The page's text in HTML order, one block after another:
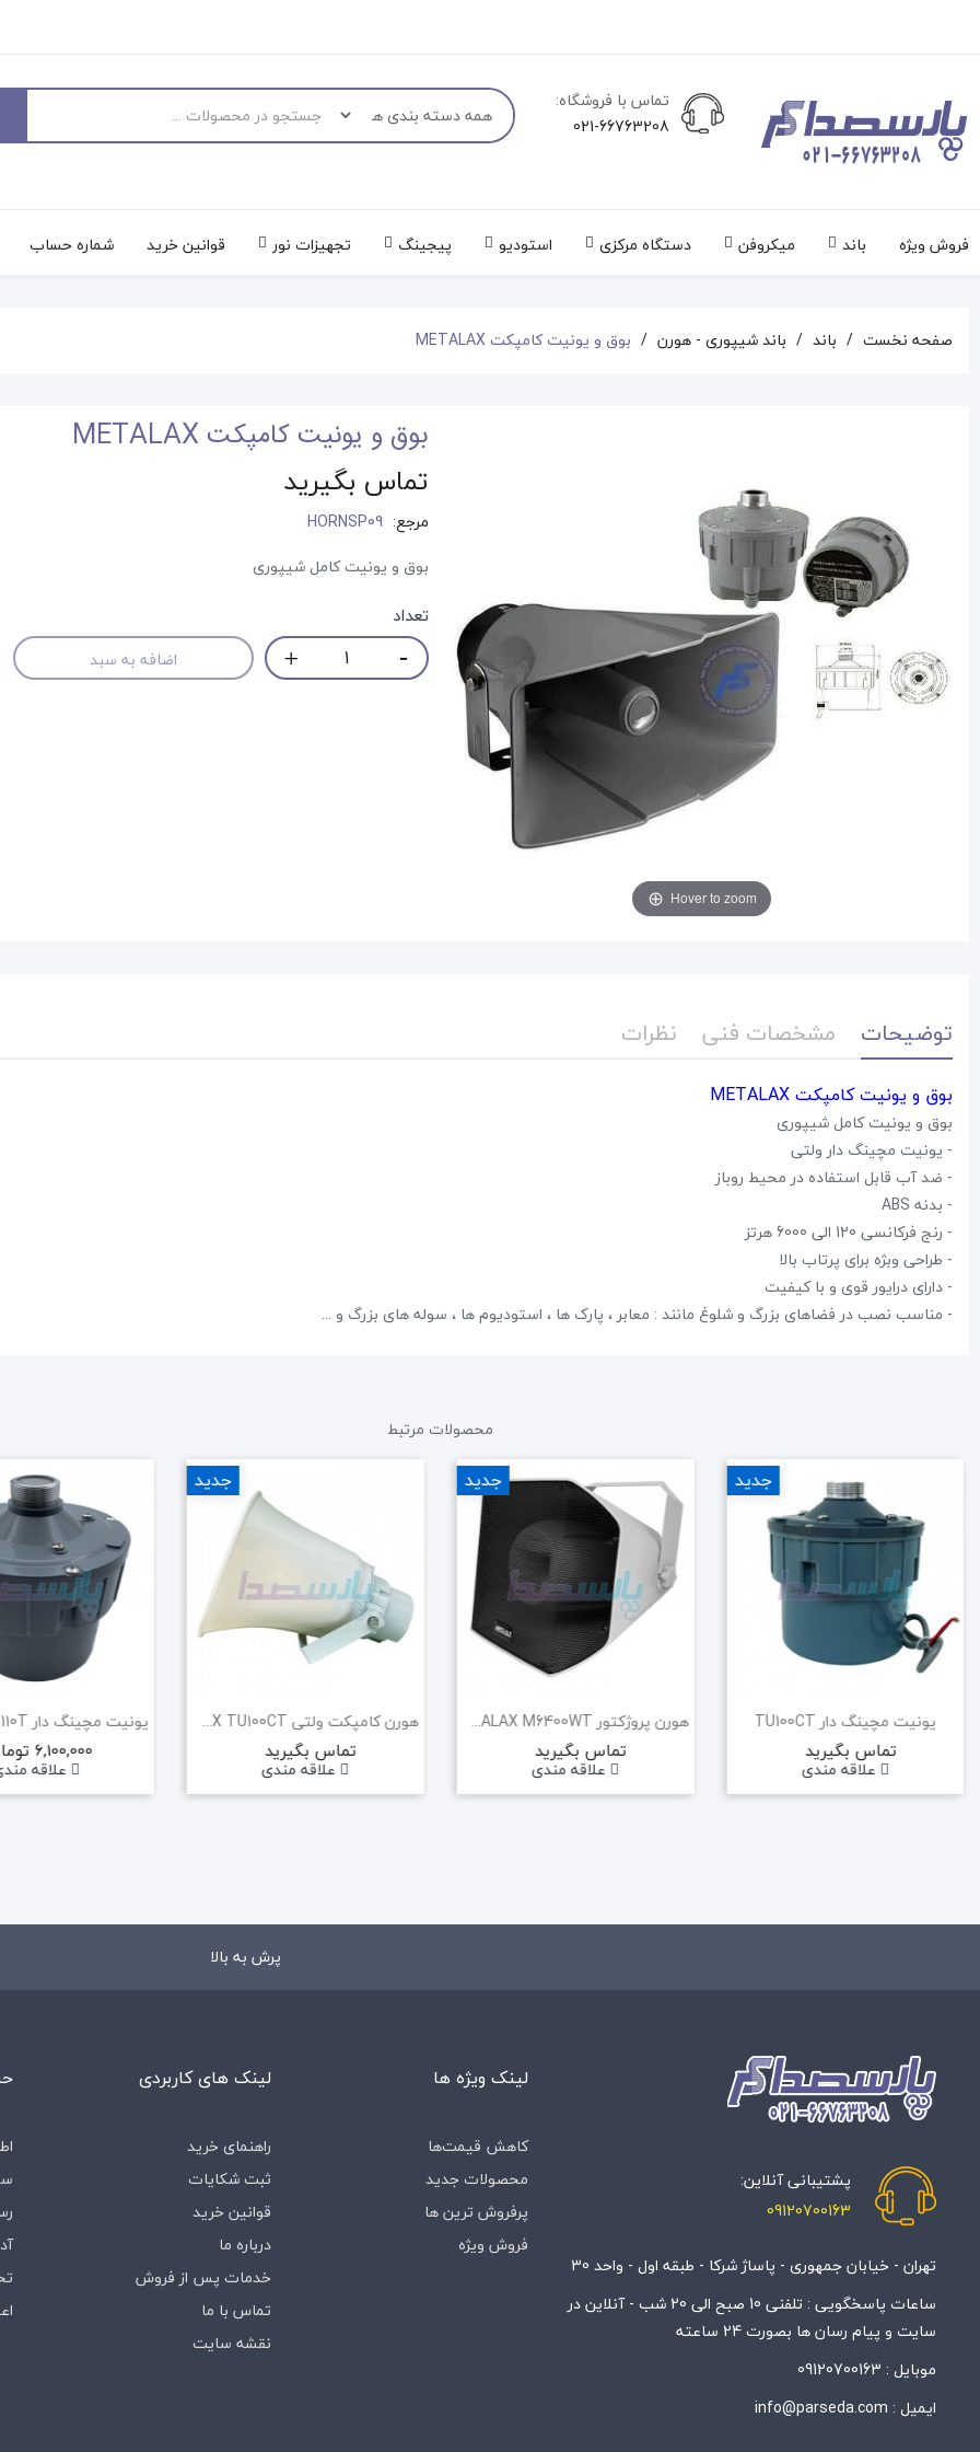
تماس با فروشگاه:
021-66763208
فروش ویژه باند میکروفن دستگاه مرکزی استودیو پیجینگ تجهیزات نور قوانین خرید شماره حساب
صفحه نخست باند باند شیپوری - هورن بوق و یونیت کامپکت METALAX
Hover to zoom
بوق و یونیت کامپکت METALAX
تماس بگیرید
مرجع: HORNSP09
بوق و یونیت کامل شیپوری
تعداد
اضافه به سبد
توضیحات مشخصات فنی نظرات
بوق و یونیت کامپکت METALAX
بوق و یونیت کامل شیپوری
- یونیت مچینگ دار ولتی
- ضد آب قابل استفاده در محیط روباز
- بدنه ABS
- رنج فرکانسی 120 الی 6000 هرتز
- طراحی وبژه برای پرتاب بالا
- دارای درایور قوی و با کیفیت
- مناسب نصب در فضاهای بزرگ و شلوغ مانند : معابر ، پارک ها ، استودیوم ها ، سوله های بزرگ و ...
محصولات مرتبط
یونیت مچینگ دار TU100CT
تماس بگیرید
علاقه مندی
جدید
هورن پروژکتور METALAX M6400WT
تماس بگیرید
علاقه مندی
جدید
هورن کامپکت ولتی METALAX TU100CT
تماس بگیرید
علاقه مندی
جدید
6,100,000 تومان
علاقهمیکروفن بیسیم دستی AAP WM110H
6,900,000 تومان
6,555,000 تومان
پرش به بالا
پشتیبانی آنلاین:
09120700163
تهران - خیابان جمهوری - پاساژ شرکا - طبقه اول - واحد 30
ساعات پاسخگویی : تلفنی 10 صبح الی 20 شب - آنلاین در
سایت و پیام رسان ها بصورت 24 ساعته
موبایل : 09120700163
ایمیل : info@parseda.com
لینک ویژه ها
کاهش قیمت‌ها
محصولات جدید
پرفروش ترین ها
فروش ویژه
لینک های کاربردی
راهنمای خرید
ثبت شکایات
قوانین خرید
درباره‌ ما
خدمات پس از فروش
تماس با ما
نقشه سایت